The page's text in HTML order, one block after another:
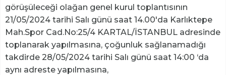
görüşüleceği olağan genel kurul toplantısının
21/05/2024 tarihi Salı günü saat 14.00'da Karlıktepe
Mah.Spor Cad.No:25/4 KARTAL/İSTANBUL adresinde
toplanarak yapılmasına, çoğunluk sağlanamadığı
takdirde 28/05/2024 tarihi Salı günü saat 14:00 ‘da
aynı adreste yapılmasına,